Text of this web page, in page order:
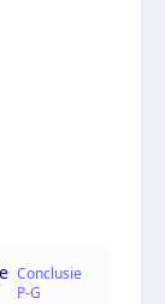
Conclusie
P-G